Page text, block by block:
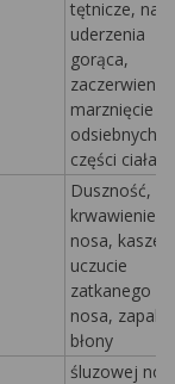
tętnicze,
uderzenia
gorąca,
marznięcie
odsiebnych
części ciała
Duszność,
krwawienie z
nosa, kaszel,
uczucie
zatkanego
nosa,
błony
śluzowej